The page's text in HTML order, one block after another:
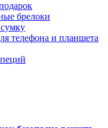
брелоки
телефона и планшета